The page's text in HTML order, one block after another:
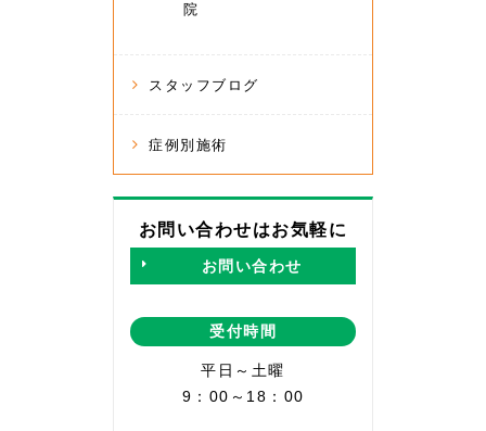
院
スタッフブログ
症例別施術
お問い合わせはお気軽に
お問い合わせ
受付時間
平日～土曜
9：00～18：00